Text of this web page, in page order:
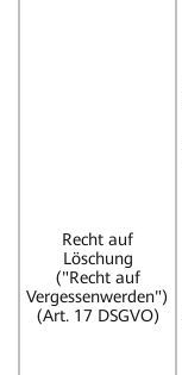
Recht auf
Löschung
("Recht auf
Vergessenwerden")
(Art. 17 DSGVO)